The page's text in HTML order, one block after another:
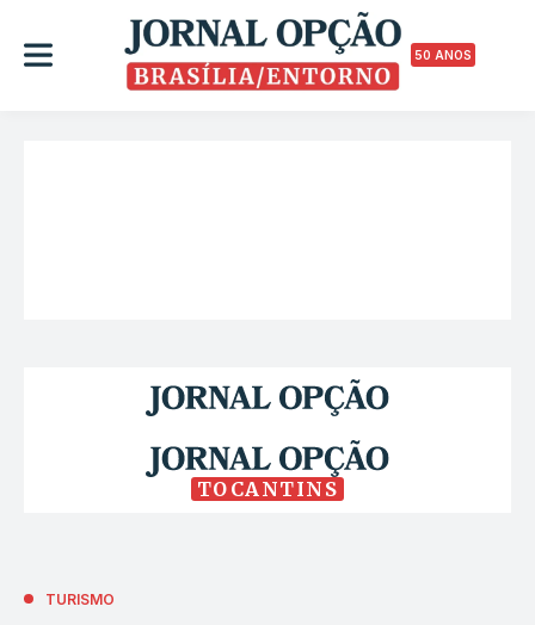
50 ANOS
TOCANTINS
TURISMO